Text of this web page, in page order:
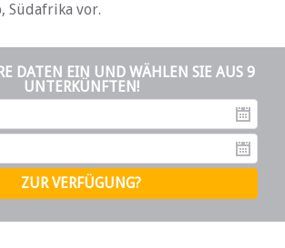
Südafrika vor.
DATEN EIN UND WÄHLEN SIE AUS 9
UNTERKÜNFTEN!